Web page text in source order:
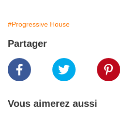
#Progressive House
Partager
Vous aimerez aussi